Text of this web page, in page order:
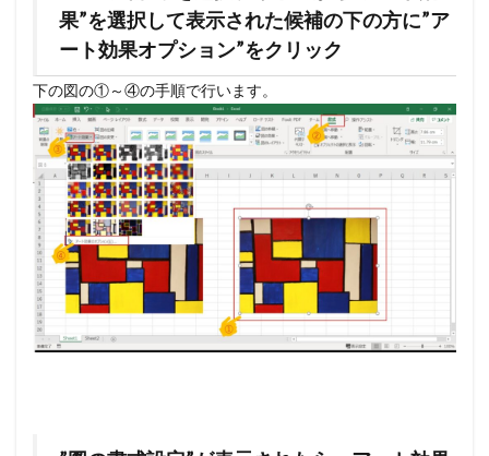
果”を選択して表示された候補の下の方に”ア
ート効果オプション”をクリック
下の図の①～④の手順で行います。